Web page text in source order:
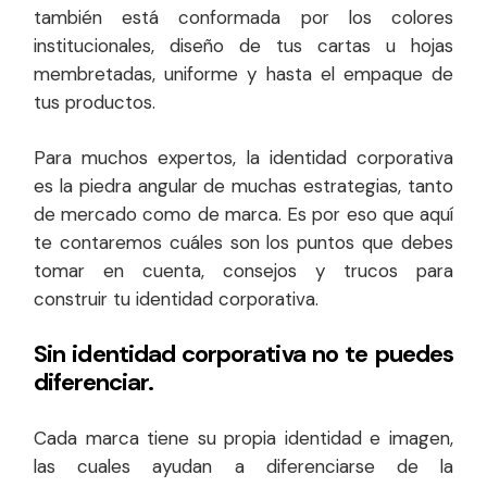
también está conformada por los colores
institucionales, diseño de tus cartas u hojas
membretadas, uniforme y hasta el empaque de
tus productos.
Para muchos expertos, la identidad corporativa
es la piedra angular de muchas estrategias, tanto
de mercado como de marca. Es por eso que aquí
te contaremos cuáles son los puntos que debes
tomar en cuenta, consejos y trucos para
construir tu identidad corporativa.
Sin identidad corporativa no te puedes
diferenciar.
Cada marca tiene su propia identidad e imagen,
las cuales ayudan a diferenciarse de la